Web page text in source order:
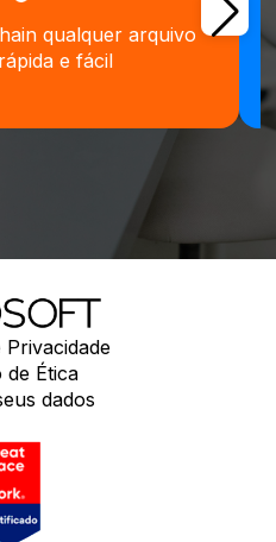
qualquer arquivo
e fácil
Privacidade
de Ética
dados